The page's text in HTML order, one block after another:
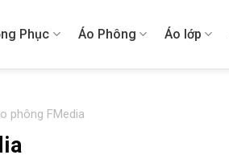
Phục Áo Phông Áo lớp
phông FMedia